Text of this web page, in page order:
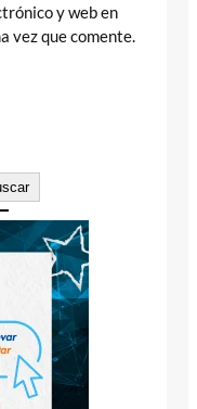
y web en
vez que comente.